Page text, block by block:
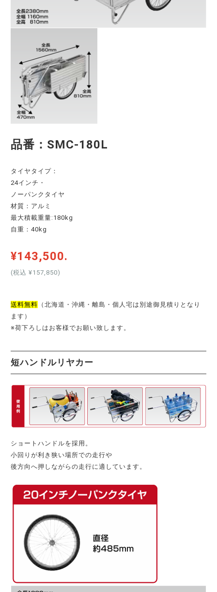
品番：SMC-180L
タイヤタイプ：
24インチ・
ノーパンクタイヤ
材質：アルミ
最大積載重量:180kg
自重：40kg
¥143,500.
(税込 ¥157,850)
送料無料 （北海道・沖縄・離島・個人宅は別途御見積りとなり
ます）
※荷下ろしはお客様でお願い致します。
短ハンドルリヤカー
ショートハンドルを採用。
小回りが利き狭い場所での走行や
後方向へ押しながらの走行に適しています。